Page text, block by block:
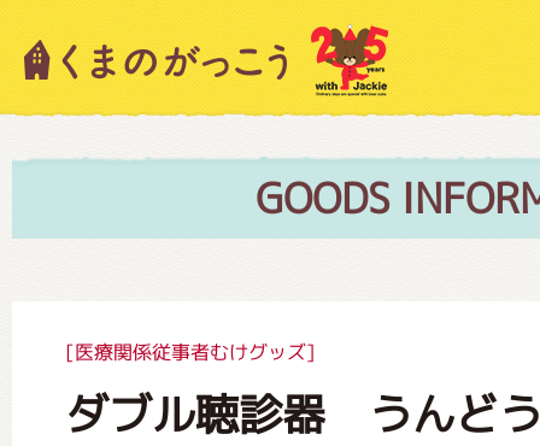
GOODS
[医療関係従事者むけグッズ]
ダブル聴診器 うんど
キャラクター紹介
絵本・作家紹介